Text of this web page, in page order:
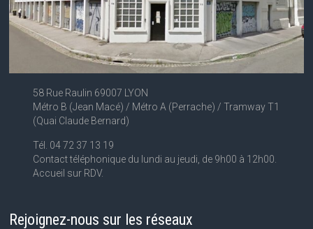
58 Rue Raulin 69007 LYON
Métro B (Jean Macé) / Métro A (Perrache) / Tramway T1
(Quai Claude Bernard)
Tél. 04 72 37 13 19
Contact téléphonique du lundi au jeudi, de 9h00 à 12h00.
Accueil sur RDV.
Rejoignez-nous sur les réseaux